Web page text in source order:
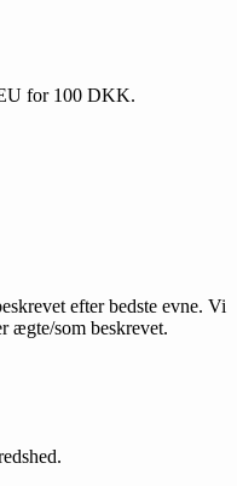
for 100 DKK.
efter bedste evne. Vi
ægte/som beskrevet.